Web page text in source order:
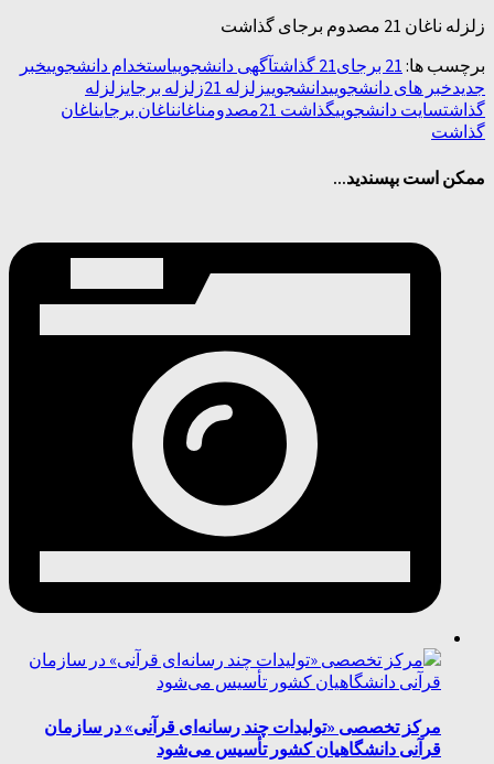
زلزله ناغان 21 مصدوم برجای گذاشت
برچسب ها: 21 برجای 21 گذاشت آگهی دانشجوییاستخدام دانشجوییخبر
جدیدخبر های دانشجوییدانشجوییزلزله 21 زلزله برجایزلزله
گذاشتسایت دانشجوییگذاشت 21 مصدومناغانناغان برجایناغان
گذاشت
ممکن است بپسندید...
مرکز تخصصی «تولیدات چند رسانه‌ای قرآنی» در سازمان
قرآنی دانشگاهیان کشور تأسیس می‌شود